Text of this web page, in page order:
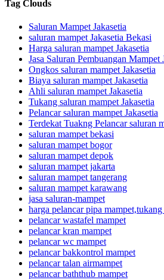
Tag Clouds
Saluran Mampet Jakasetia
saluran mampet Jakasetia Bekasi
Harga saluran mampet Jakasetia
Jasa Saluran Pembuangan Mampet
Ongkos saluran mampet Jakasetia
Biaya saluran mampet Jakasetia
Ahli saluran mampet Jakasetia
Tukang saluran mampet Jakasetia
Pelancar saluran mampet Jakasetia
Terdekat Tuakng Pelancar saluran
saluran mampet bekasi
saluran mampet bogor
saluran mampet depok
saluran mampet jakarta
saluran mampet tangerang
saluran mampet karawang
jasa saluran-mampet
harga pelancar pipa
pelancar wastafel mampet
pelancar kran mampet
pelancar wc mampet
pelancar bakkontrol mampet
pelancar talan airmampet
pelancar baththub mampet